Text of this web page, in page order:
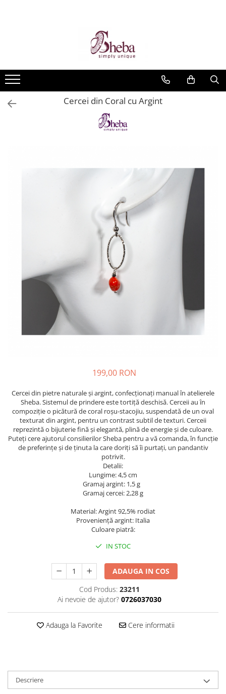
Cercei din Coral cu Argint
199,00 RON
Cercei din pietre naturale și argint, confecționați manual în atelierele
Sheba. Sistemul de prindere este tortiță deschisă. Cerceii au în
compoziție o picătură de coral roșu-stacojiu, suspendată de un oval
texturat din argint, pentru un contrast subtil de texturi. Cerceii
reprezintă o bijuterie fină și elegantă, plină de energie și de culoare.
Puteți cere ajutorul consilierilor Sheba pentru a vă comanda, în funcție
de preferințe și de ținuta la care doriți să îi purtați, un pandantiv
potrivit.
Detalii:
Lungime: 4,5 cm
Gramaj argint: 1,5 g
Gramaj cercei: 2,28 g
Material: Argint 92,5% rodiat
Proveniență argint: Italia
Culoare piatră:
IN STOC
ADAUGA IN COS
Cod Produs: 23211
Ai nevoie de ajutor? 0726037030
Adauga la Favorite Cere informatii
Descriere